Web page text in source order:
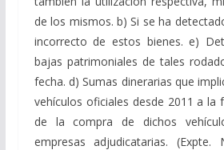
de los mismos. b) Si se ha
incorrecto de estos bienes. e)
bajas patrimoniales de tales
fecha. d) Sumas dinerarias que
vehículos oficiales desde 2011 a la
de la compra de dichos
empresas adjudicatarias. (Expte.